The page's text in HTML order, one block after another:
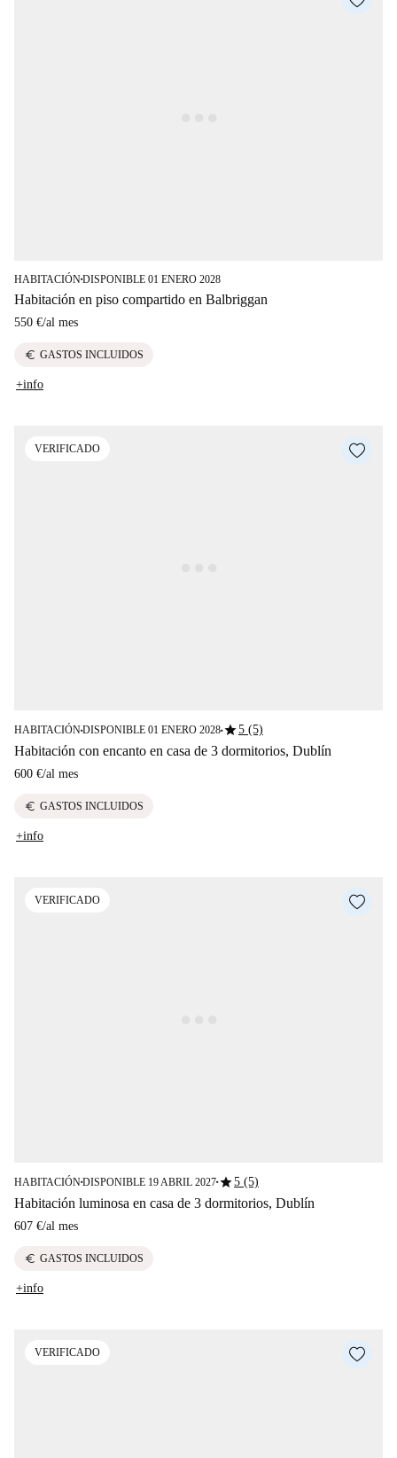
HABITACIÓN■DISPONIBLE 01 ENERO 2028
Habitación en piso compartido en Balbriggan
550 €/al mes
euro GASTOS INCLUIDOS
+info
VERIFICADO
HABITACIÓN■DISPONIBLE 01 ENERO 2028■star5 (5)
Habitación con encanto en casa de 3 dormitorios, Dublín
600 €/al mes
euro GASTOS INCLUIDOS
+info
VERIFICADO
HABITACIÓN■DISPONIBLE 19 ABRIL 2027■star5 (5)
Habitación luminosa en casa de 3 dormitorios, Dublín
607 €/al mes
euro GASTOS INCLUIDOS
+info
VERIFICADO